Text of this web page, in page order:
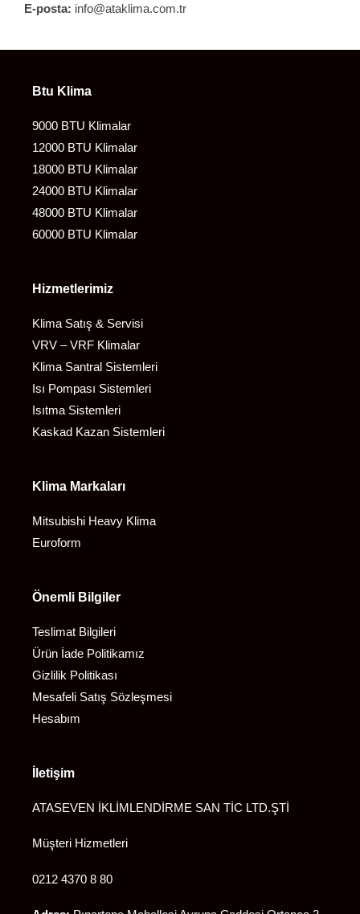
E-posta: info@ataklima.com.tr
Btu Klima
9000 BTU Klimalar
12000 BTU Klimalar
18000 BTU Klimalar
24000 BTU Klimalar
48000 BTU Klimalar
60000 BTU Klimalar
Hizmetlerimiz
Klima Satış & Servisi
VRV – VRF Klimalar
Klima Santral Sistemleri
Isı Pompası Sistemleri
Isıtma Sistemleri
Kaskad Kazan Sistemleri
Klima Markaları
Mitsubishi Heavy Klima
Euroform
Önemli Bilgiler
Teslimat Bilgileri
Ürün İade Politikamız
Gizlilik Politikası
Mesafeli Satış Sözleşmesi
Hesabım
İletişim
ATASEVEN İKLİMLENDİRME SAN TİC LTD.ŞTİ
Müşteri Hizmetleri
0212 4370 8 80